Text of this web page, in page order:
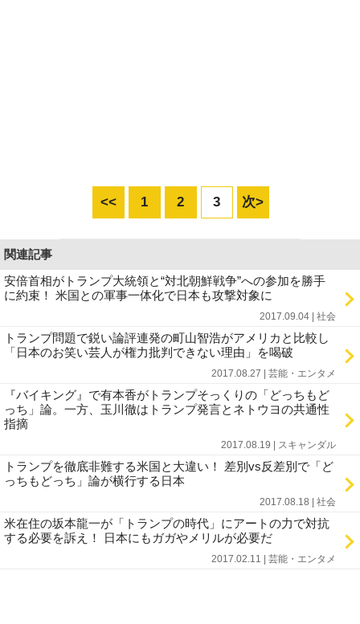
<< 1 2 3 次>
関連記事
安倍首相がトランプ大統領と“対北朝鮮戦争”への参加を勝手
に約束！ 米国との軍事一体化で日本も攻撃対象に
2017.09.04 | 社会
トランプ問題で鋭い論評連発の町山智浩がアメリカと比較し
「日本のお笑い芸人が権力批判できない理由」を喝破
2017.08.27 | 芸能・エンタメ
『バイキング』で有本香がトランプそっくりの「どっちもど
っち」論。一方、玉川徹はトランプ発言とネトウヨの共通性
指摘
2017.08.19 | スキャンダル
トランプを徹底非難する米国と大違い！ 差別vs反差別で「ど
っちもどっち」論が横行する日本
2017.08.18 | 社会
米在住の坂本龍一が「トランプの時代」にアートの力で対抗
する必要を訴え！ 日本にもガガやメリルが必要だ
2017.02.11 | 芸能・エンタメ